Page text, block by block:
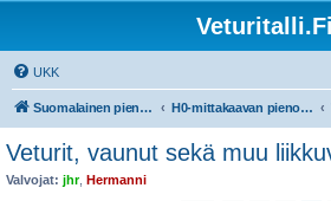
Veturitalli.Fi
UKK
Suomalainen pienoisrautatiefoorumi H0-mittakaavan pienoisrautatiet
Veturit, vaunut sekä muu
Valvojat: jhr, Hermanni